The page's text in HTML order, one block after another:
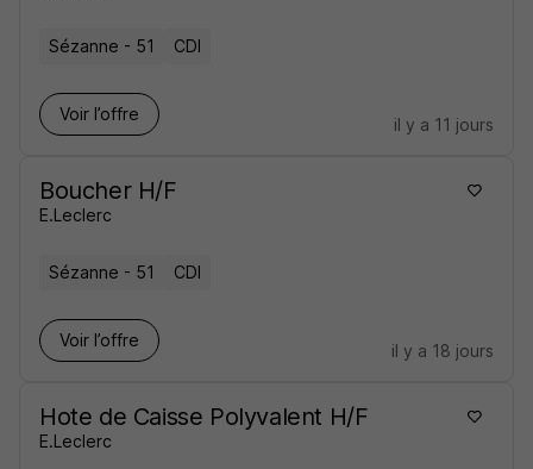
Sézanne - 51 CDI
Voir l’offre
il y a 11 jours
Boucher H/F
E.Leclerc
Sézanne - 51 CDI
Voir l’offre
il y a 18 jours
Hote de Caisse Polyvalent H/F
E.Leclerc